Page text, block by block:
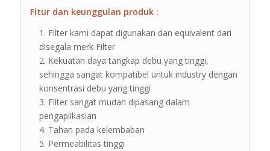
Fitur dan keunggulan produk :
Filter kami dapat digunakan dan equivalent dari
disegala merk Filter
Kekuatan daya tangkap debu yang tinggi,
sehingga sangat kompatibel untuk industry dengan
konsentrasi debu yang tinggi
Filter sangat mudah dipasang dalam
pengaplikasian
Tahan pada kelembaban
Permeabilitas tinggi